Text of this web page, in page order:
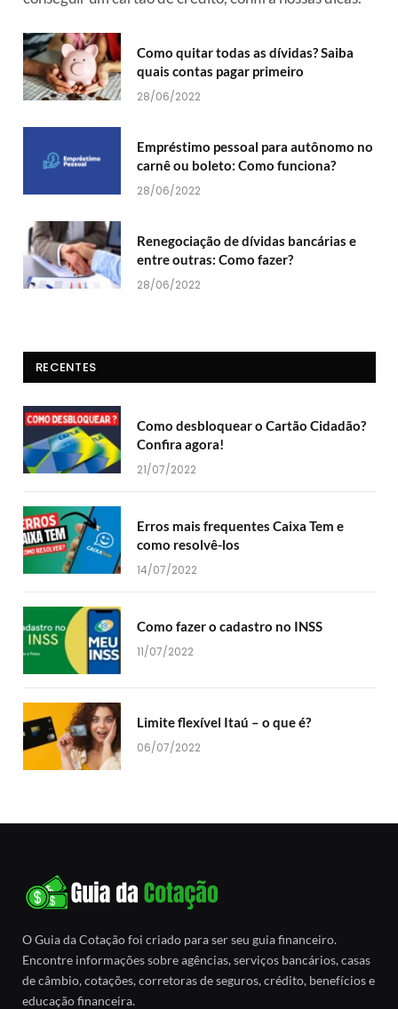
Como quitar todas as dívidas? Saiba
quais contas pagar primeiro
28/06/2022
Empréstimo pessoal para autônomo no
carnê ou boleto: Como funciona?
28/06/2022
Renegociação de dívidas bancárias e
entre outras: Como fazer?
28/06/2022
RECENTES
Como desbloquear o Cartão Cidadão?
Confira agora!
21/07/2022
Erros mais frequentes Caixa Tem e
como resolvê-los
14/07/2022
Como fazer o cadastro no INSS
11/07/2022
Limite flexível Itaú – o que é?
06/07/2022
O Guia da Cotação foi criado para ser seu guia financeiro.
Encontre informações sobre agências, serviços bancários, casas
de câmbio, cotações, corretoras de seguros, crédito, benefícios e
educação financeira.